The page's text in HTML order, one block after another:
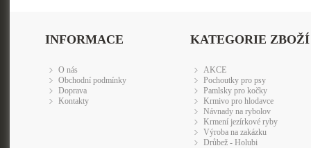
INFORMACE
O nás
Obchodní podmínky
Doprava
Kontakty
KATEGORIE ZBOŽÍ
AKCE
Pochoutky pro psy
Pamlsky pro kočky
Krmivo pro hlodavce
Návnady na rybolov
Krmení jezírkové ryby
Výroba na zakázku
Drůbež - Holubi